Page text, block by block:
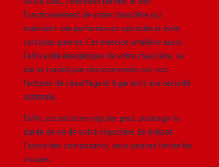
fonctionnement de votre chaudière qui
maintient une performance optimale et évite
certaines pannes. Cet exercice améliore aussi
l’efficacité énergétique de votre chaudière, ce
qui se traduit par des économies sur vos
factures de chauffage et il garantit une sécurité
optimale.
Enfin, cet entretien régulier peut prolonger la
durée de vie de votre chaudière. En évitant
l’usure des composants, vous pouvez limiter les
risques.